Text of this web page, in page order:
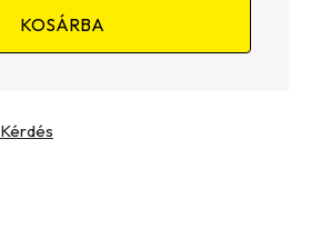
KOSÁRBA
Kérdés